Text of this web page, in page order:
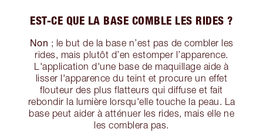
EST-CE QUE LA BASE COMBLE LES RIDES ?
Non ; le but de la base n’est pas de combler les
rides, mais plutôt d’en estomper l’apparence.
L'application d'une base de maquillage aide à
lisser l'apparence du teint et procure un effet
flouteur des plus flatteurs qui diffuse et fait
rebondir la lumière lorsqu'elle touche la peau. La
base peut aider à atténuer les rides, mais elle ne
les comblera pas.